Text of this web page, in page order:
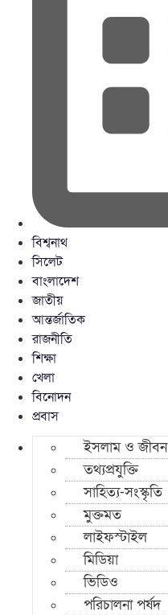
বিশ্বনাথ
সিলেট
বাংলাদেশ
জাতীয়
আন্তর্জাতিক
রাজনীতি
শিক্ষা
খেলা
বিনোদন
প্রবাস
ইসলাম ও জীবন
তথ্যপ্রযুক্তি
সাহিত্য-সংস্কৃতি
মুক্তমত
লাইফস্টাইল
মিডিয়া
ভিডিও
পরিচালনা পর্ষদ